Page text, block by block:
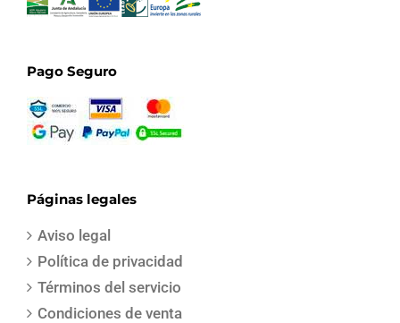
Pago Seguro
Páginas legales
Aviso legal
Política de privacidad
Términos del servicio
Condiciones de venta